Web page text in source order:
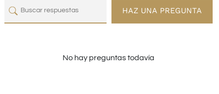
HAZ UNA PREGUNTA
No hay preguntas todavía